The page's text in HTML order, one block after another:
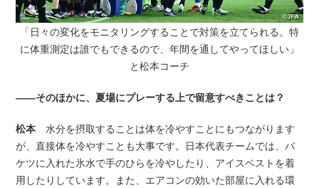
「日々の変化をモニタリングすることで対策を立てられる。特
に体重測定は誰でもできるので、 年間を通してやってほしい」
と松本コーチ
――そのほかに、夏場にプレーする上で留意すべきことは？
松本 水分を摂取することは体を冷やすことにもつながります
が、直接体を冷やすことも大事です。日本代表チームでは、バ
ケツに入れた氷水で手のひらを冷やしたり、アイスベストを着
用したりしています。また、エアコンの効いた部屋に入れる環